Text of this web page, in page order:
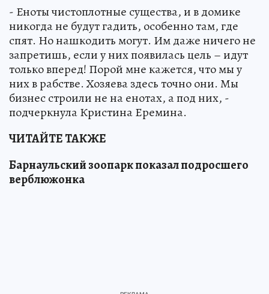
- Еноты чистоплотные существа, и в домике
никогда не будут гадить, особенно там, где
спят. Но нашкодить могут. Им даже ничего не
запретишь, если у них появилась цель – идут
только вперед! Порой мне кажется, что мы у
них в рабстве. Хозяева здесь точно они. Мы
бизнес строили не на енотах, а под них, -
подчеркнула Кристина Еремина.
ЧИТАЙТЕ ТАКЖЕ
Барнаульский зоопарк показал подросшего
верблюжонка